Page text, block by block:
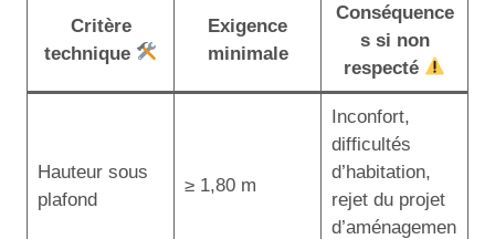
Critère
technique
Exigence
minimale
Conséquence
s si non
respecté
Hauteur sous
plafond
≥ 1,80 m
Inconfort,
difficultés
d’habitation,
rejet du projet
d’aménagemen